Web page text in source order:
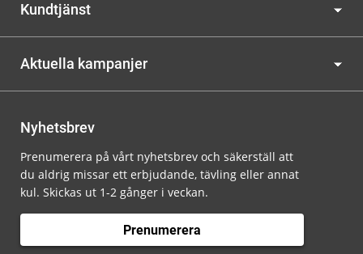
Kundtjänst
Aktuella kampanjer
Nyhetsbrev
Prenumerera på vårt nyhetsbrev och säkerställ att
du aldrig missar ett erbjudande, tävling eller annat
kul. Skickas ut 1-2 gånger i veckan.
Prenumerera